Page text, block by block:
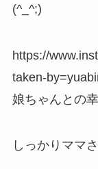
(^_^;)
https://
taken-
娘ちゃんとの
しっかりママ